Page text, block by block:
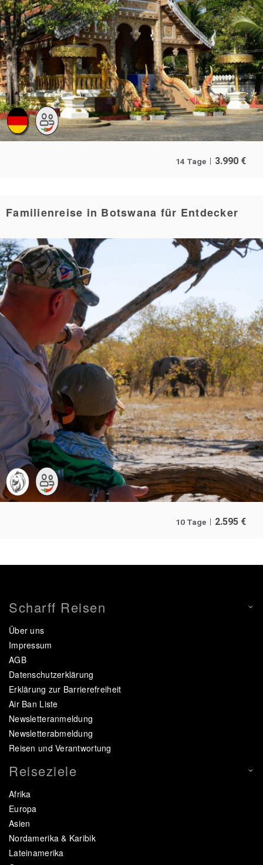
14 Tage 3.990 €
Familienreise in Botswana für Entdecker
10 Tage 2.595 €
Scharff Reisen
Über uns
Impressum
AGB
Datenschutzerklärung
Erklärung zur Barrierefreiheit
Air Ban Liste
Newsletteranmeldung
Newsletterabmeldung
Reisen und Verantwortung
Reiseziele
Afrika
Europa
Asien
Nordamerika & Karibik
Lateinamerika